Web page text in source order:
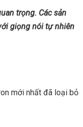
trọng. Các sản
giọng nói tự nhiên
mới nhất đã loại bỏ